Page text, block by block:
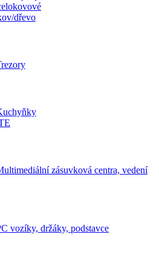
dřevo
zásuvková centra, vedení
vozíky, držáky, podstavce